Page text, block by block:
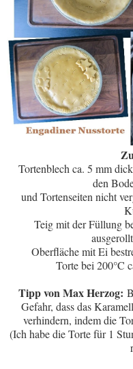
Tortenblech ca. 5 mm
den
und Tortenseiten nicht
Teig mit der Füllung
Oberfläche mit Ei
Torte bei 200°C
Tipp von Max Herzog:
Gefahr, dass das
verhindern, indem die
(Ich habe die Torte für 1